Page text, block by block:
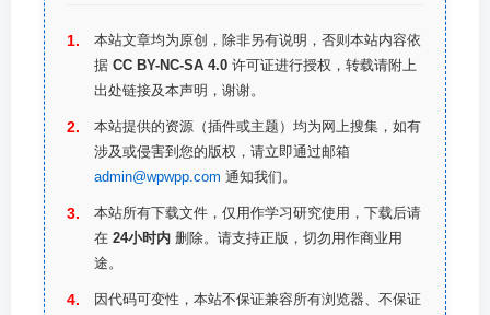
本站文章均为原创，除非另有说明，否则本站内容依
据 CC BY-NC-SA 4.0 许可证进行授权，转载请附上
出处链接及本声明，谢谢。
本站提供的资源（插件或主题）均为网上搜集，如有
涉及或侵害到您的版权，请立即通过邮箱
admin@wpwpp.com 通知我们。
本站所有下载文件，仅用作学习研究使用，下载后请
在 24小时内 删除。请支持正版，切勿用作商业用
途。
因代码可变性，本站不保证兼容所有浏览器、不保证